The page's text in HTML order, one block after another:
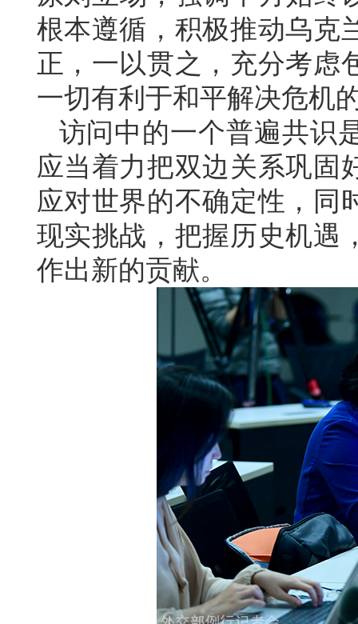
根本遵循，积极推动乌克
正，一以贯之，充分考虑
一切有利于和平解决危机
访问中的一个普遍共识
应当着力把双边关系巩固
应对世界的不确定性，同
现实挑战，把握历史机遇
作出新的贡献。